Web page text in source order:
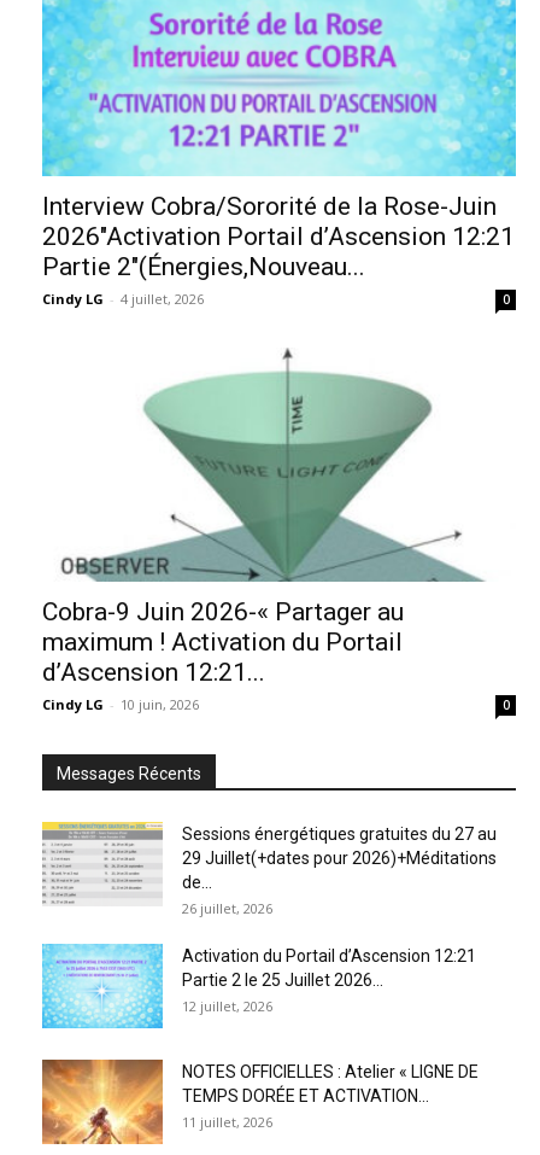
Interview Cobra/Sororité de la Rose-Juin
2026″Activation Portail d’Ascension 12:21
Partie 2″(Énergies,Nouveau...
Cindy LG - 4 juillet, 2026 0
Cobra-9 Juin 2026-« Partager au
maximum ! Activation du Portail
d’Ascension 12:21...
Cindy LG - 10 juin, 2026 0
Messages Récents
Sessions énergétiques gratuites du 27 au
29 Juillet(+dates pour 2026)+Méditations
de...
26 juillet, 2026
Activation du Portail d’Ascension 12:21
Partie 2 le 25 Juillet 2026...
12 juillet, 2026
NOTES OFFICIELLES : Atelier « LIGNE DE
TEMPS DORÉE ET ACTIVATION...
11 juillet, 2026